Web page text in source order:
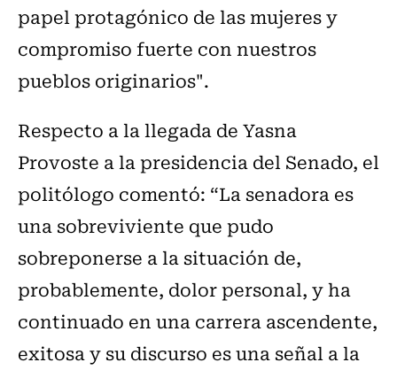
papel protagónico de las mujeres y
compromiso fuerte con nuestros
pueblos originarios".
Respecto a la llegada de Yasna
Provoste a la presidencia del Senado, el
politólogo comentó: “La senadora es
una sobreviviente que pudo
sobreponerse a la situación de,
probablemente, dolor personal, y ha
continuado en una carrera ascendente,
exitosa y su discurso es una señal a la